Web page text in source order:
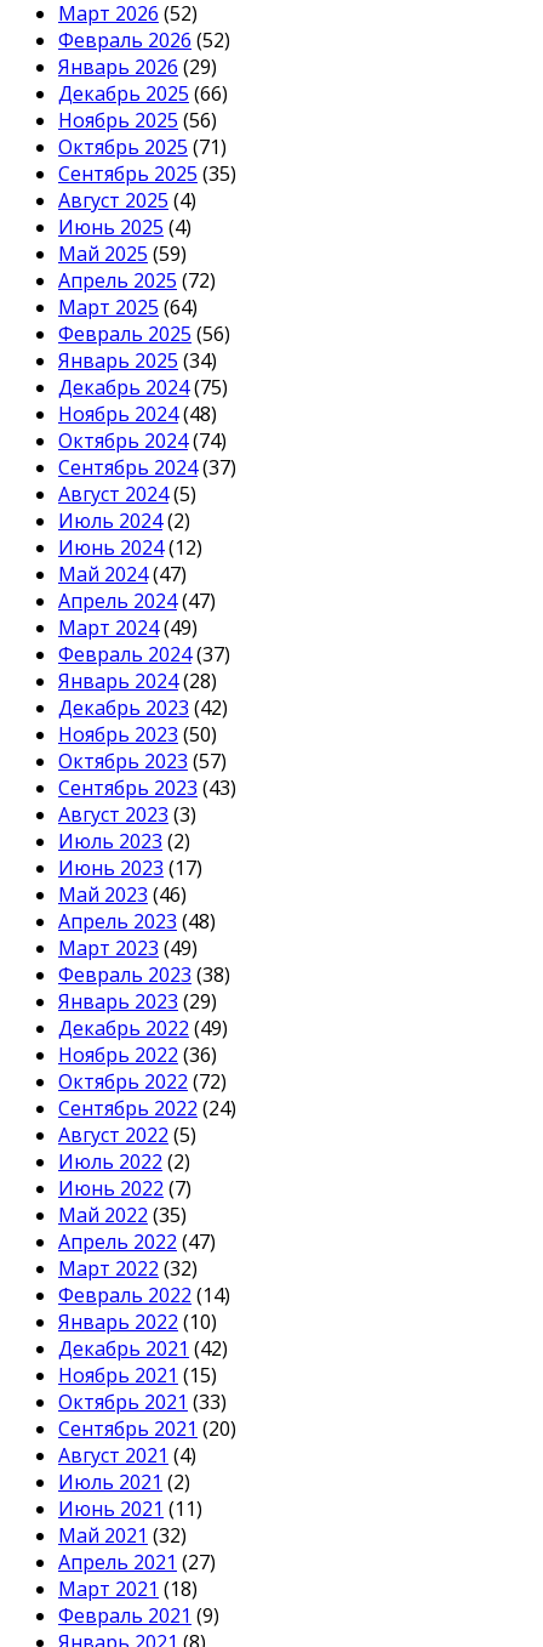
Март 2026 (52)
Февраль 2026 (52)
Январь 2026 (29)
Декабрь 2025 (66)
Ноябрь 2025 (56)
Октябрь 2025 (71)
Сентябрь 2025 (35)
Август 2025 (4)
Июнь 2025 (4)
Май 2025 (59)
Апрель 2025 (72)
Март 2025 (64)
Февраль 2025 (56)
Январь 2025 (34)
Декабрь 2024(75)
Ноябрь 2024(48)
Октябрь 2024(74)
Сентябрь 2024(37)
Август 2024(5)
Июль 2024(2)
Июнь 2024(12)
Май 2024(47)
Апрель 2024(47)
Март 2024(49)
Февраль 2024(37)
Январь 2024(28)
Декабрь 2023 (42)
Ноябрь 2023 (50)
Октябрь 2023 (57)
Сентябрь 2023 (43)
Август 2023 (3)
Июль 2023 (2)
Июнь 2023 (17)
Май 2023 (46)
Апрель 2023 (48)
Март 2023 (49)
Февраль 2023 (38)
Январь 2023 (29)
Декабрь 2022 (49)
Ноябрь 2022 (36)
Октябрь 2022 (72)
Сентябрь 2022 (24)
Август 2022 (5)
Июль 2022 (2)
Июнь 2022 (7)
Май 2022 (35)
Апрель 2022 (47)
Март 2022 (32)
Февраль 2022 (14)
Январь 2022 (10)
Декабрь 2021 (42)
Ноябрь 2021 (15)
Октябрь 2021 (33)
Сентябрь 2021 (20)
Август 2021 (4)
Июль 2021 (2)
Июнь 2021 (11)
Май 2021 (32)
Апрель 2021 (27)
Март 2021 (18)
Февраль 2021 (9)